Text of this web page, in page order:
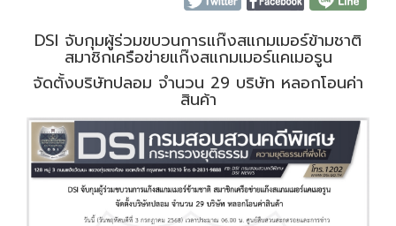
DSI จับกุมผู้ร่วมขบวนการแก๊งสแกมเมอร์ข้ามชาติ
สมาชิกเครือข่ายแก๊งสแกมเมอร์แคเมอรูน
จัดตั้งบริษัทปลอม จำนวน 29 บริษัท หลอกโอนค่า
สินค้า